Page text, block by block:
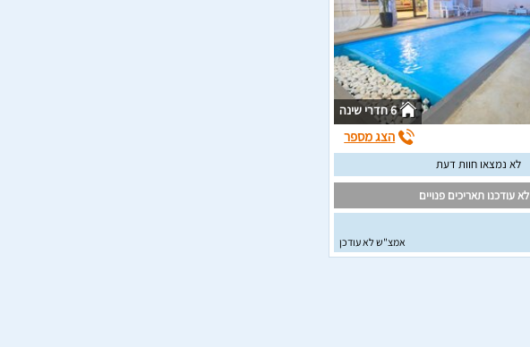
6 חדרי שינה
הצג מספר
לא נמצאו חוות דעת
לא עודכנו תאריכים פנויים
אמצ"ש לא עודכן